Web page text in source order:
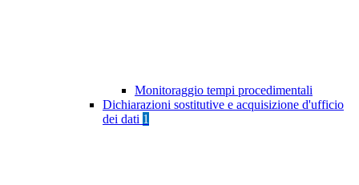
Monitoraggio tempi procedimentali
Dichiarazioni sostitutive e acquisizione d'ufficio
dei dati 1